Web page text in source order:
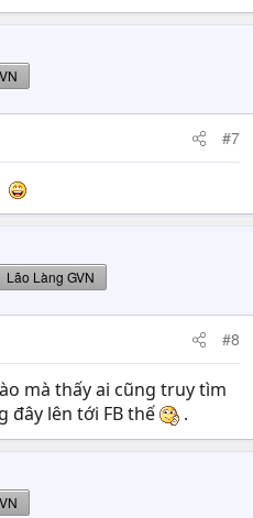
#7
Lão Làng GVN
#8
mà thấy ai cũng truy tìm
đây lên tới FB thế
.